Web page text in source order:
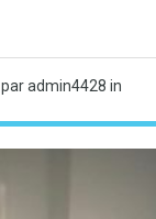
par admin4428 in